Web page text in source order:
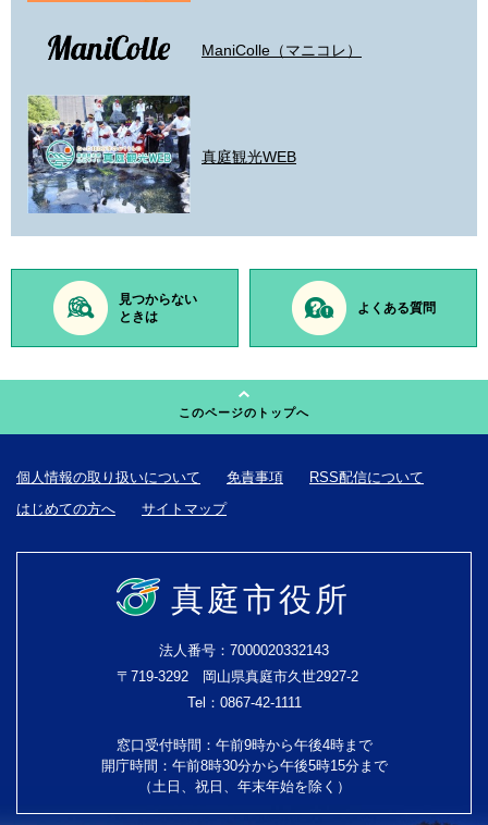
ManiColle（マニコレ）
真庭観光WEB
見つからない
ときは
よくある質問
このページのトップへ
個人情報の取り扱いについて 免責事項
RSS配信について
はじめての方へ
サイトマップ
真庭市役所
法人番号：7000020332143
〒719-3292 岡山県真庭市久世2927-2
Tel：0867-42-1111
窓口受付時間：午前9時から午後4時まで
開庁時間：午前8時30分から午後5時15分まで
（土日、祝日、年末年始を除く）